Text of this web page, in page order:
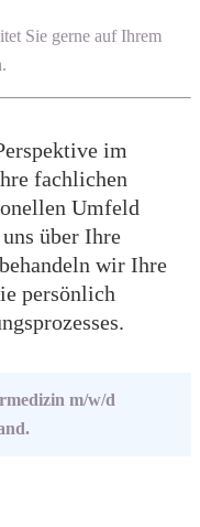
Sie gerne auf Ihrem
im
fachlichen
Umfeld
über Ihre
wir Ihre
persönlich
m/w/d